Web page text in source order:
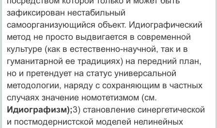
зафиксирован нестабиль­ный
самоорганизующийся объект. Идиографический
метод не просто выдвигается в современной
культуре (как в естественно-научной, так и в
гуманитарной ее традициях) на передний план,
но и претендует на статус универсальной
методологии, наряду с сохраняющим в частных
случаях значение номотетизмом (см.
Идиографизм);3) становление синергетической
и постмодер­нистской моделей нелинейных